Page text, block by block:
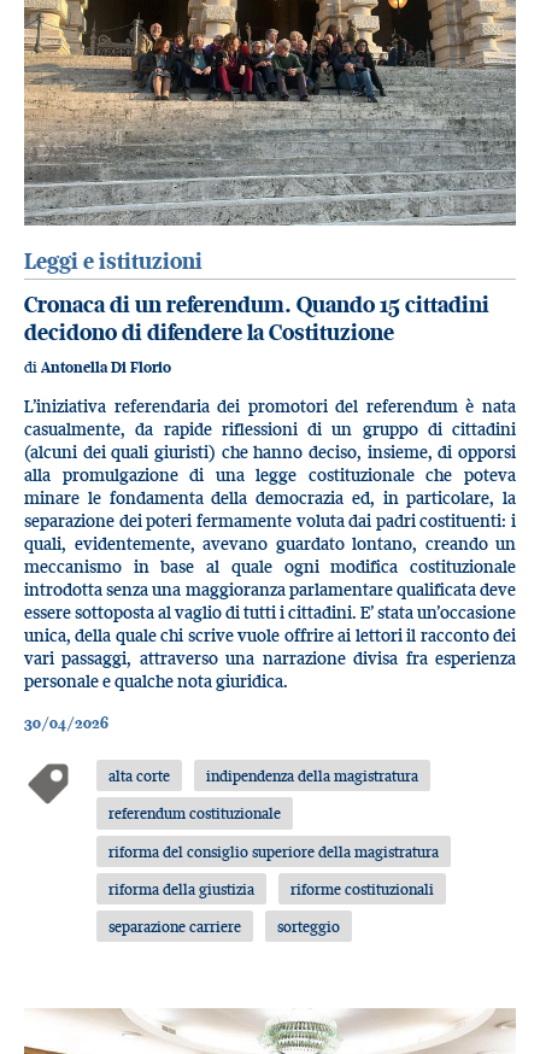
Leggi e istituzioni
Cronaca di un referendum. Quando 15 cittadini
decidono di difendere la Costituzione
di Antonella Di Florio
L’iniziativa referendaria dei promotori del referendum è nata
casualmente, da rapide riflessioni di un gruppo di cittadini
(alcuni dei quali giuristi) che hanno deciso, insieme, di opporsi
alla promulgazione di una legge costituzionale che poteva
minare le fondamenta della democrazia ed, in particolare, la
separazione dei poteri fermamente voluta dai padri costituenti: i
quali, evidentemente, avevano guardato lontano, creando un
meccanismo in base al quale ogni modifica costituzionale
introdotta senza una maggioranza parlamentare qualificata deve
essere sottoposta al vaglio di tutti i cittadini. E’ stata un’occasione
unica, della quale chi scrive vuole offrire ai lettori il racconto dei
vari passaggi, attraverso una narrazione divisa fra esperienza
personale e qualche nota giuridica.
30/04/2026
alta corte
indipendenza della magistratura
referendum costituzionale
riforma del consiglio superiore della magistratura
riforma della giustizia
riforme costituzionali
separazione carriere
sorteggio